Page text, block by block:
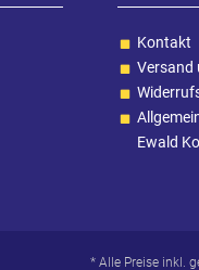
Kontakt
Versand
Ewald
* Alle Preise inkl.